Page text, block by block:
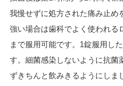
我慢せずに処方された痛み止め
強い場合は歯科でよく使われる
まで服用可能です。1錠服用し
す。細菌感染しないように抗菌
ずきちんと飲みきるようにしま